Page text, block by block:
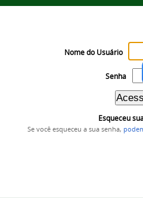
Nome do Usuário
Senha
Esqueceu
Se você esqueceu a sua senha,